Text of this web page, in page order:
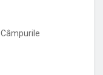
Câmpurile